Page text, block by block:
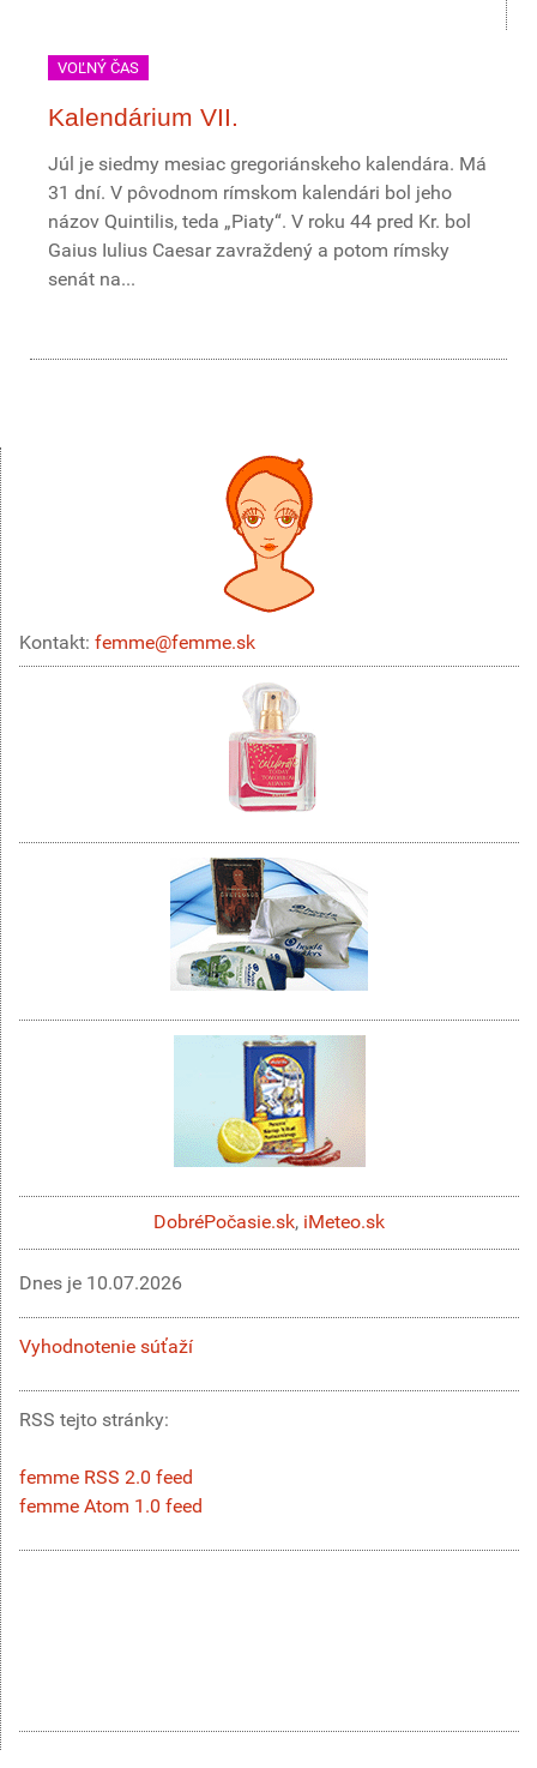
VOĽNÝ ČAS
Kalendárium VII.
Júl je siedmy mesiac gregoriánskeho kalendára. Má
31 dní. V pôvodnom rímskom kalendári bol jeho
názov Quintilis, teda „Piaty“. V roku 44 pred Kr. bol
Gaius Iulius Caesar zavraždený a potom rímsky
senát na...
Kontakt: femme@femme.sk
DobréPočasie.sk, iMeteo.sk
Dnes je 10.07.2026
Vyhodnotenie súťaží
RSS tejto stránky:
femme RSS 2.0 feed
femme Atom 1.0 feed